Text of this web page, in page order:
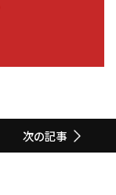
次の記事